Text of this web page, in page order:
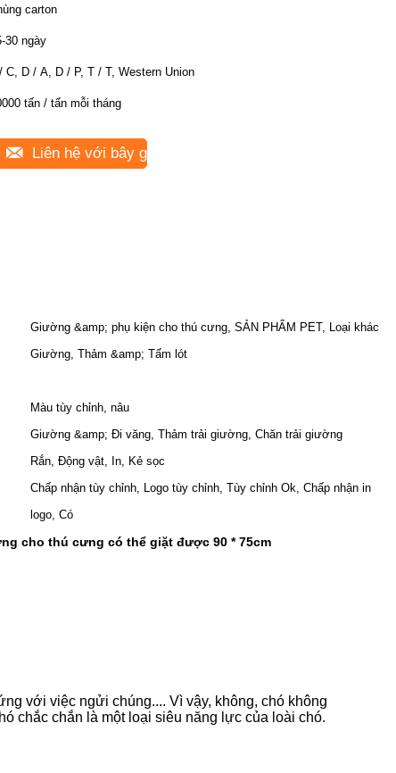
carton
30 ngày
C, D / A, D / P, T / T, Western Union
tấn / tấn mỗi tháng
Liên hệ với bây giờ
Giường &amp; phụ kiện cho thú cưng, SẢN PHẨM PET, Loại khác
Giường, Thảm &amp; Tấm lót
Màu tùy chỉnh, nâu
Giường &amp; Đi văng, Thảm trải giường, Chăn trải giường
Rắn, Động vật, In, Kẻ sọc
Chấp nhận tùy chỉnh, Logo tùy chỉnh, Tùy chỉnh Ok, Chấp nhận in
logo, Có
cho thú cưng có thể giặt được 90 * 75cm
với việc ngửi chúng.... Vì vậy, không, chó không
chắc chắn là một loại siêu năng lực của loài chó.